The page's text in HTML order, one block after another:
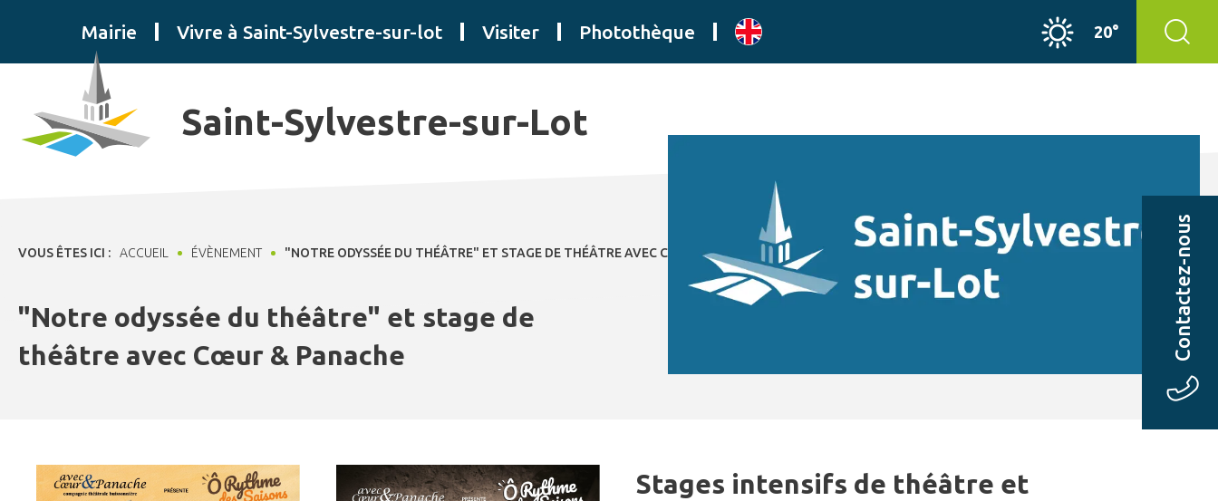
Mairie Vivre à Saint-Sylvestre-sur-lot Visiter Photothèque 20°
Saint-Sylvestre-sur-Lot
Contactez-nous
VOUS ÊTES ICI : ACCUEIL ÉVÈNEMENT "NOTRE ODYSSÉE DU THÉÂTRE" ET STAGE DE THÉÂTRE AVEC CŒUR & PANACHE
"Notre odyssée du théâtre" et stage de
théâtre avec Cœur & Panache
Stages intensifs de théâtre et